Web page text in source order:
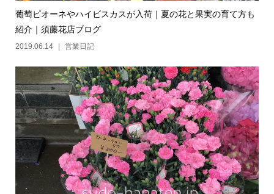
葡萄ピオーネやハイビスカスが入荷｜夏の花と果実の育て方も
紹介｜須藤花店ブログ
2019.06.14 営業日記